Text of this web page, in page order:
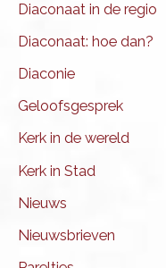
Diaconaat in de regio
Diaconaat: hoe dan?
Diaconie
Geloofsgesprek
Kerk in de wereld
Kerk in Stad
Nieuws
Nieuwsbrieven